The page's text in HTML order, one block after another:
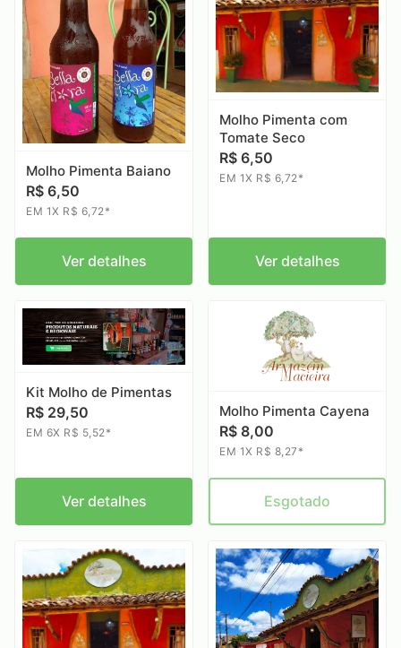
Molho Pimenta Baiano
R$ 6,50
EM 1X R$ 6,72*
Ver detalhes
Molho Pimenta com
Tomate Seco
R$ 6,50
EM 1X R$ 6,72*
Ver detalhes
Kit Molho de Pimentas
R$ 29,50
EM 6X R$ 5,52*
Ver detalhes
Molho Pimenta Cayena
R$ 8,00
EM 1X R$ 8,27*
Esgotado